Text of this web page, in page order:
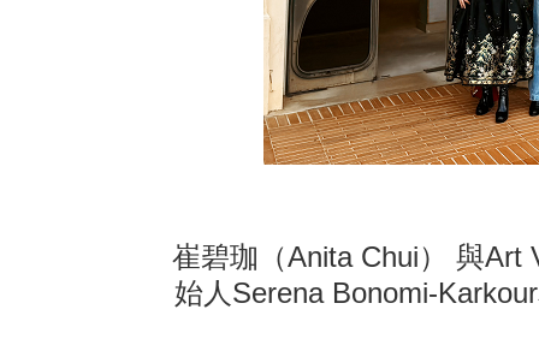
崔碧珈（Anita Chui） 與Art
始人Serena Bonomi-